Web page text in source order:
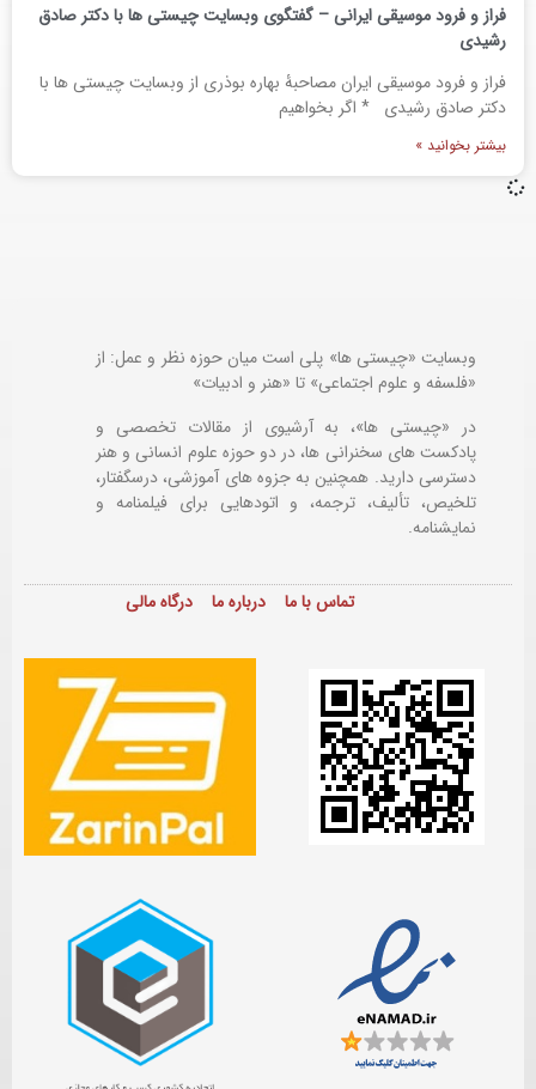
فراز و فرود موسیقی ایرانی – گفتگوی وبسایت چیستی ها با دکتر صادق
رشیدی
فراز و فرود موسیقی ایران مصاحبۀ بهاره بوذری از وبسایت چیستی ها با
دکتر صادق رشیدی * اگر بخواهيم
بیشتر بخوانید »
وبسایت «چیستی ها» پلی است میان حوزه نظر و عمل: از
«فلسفه و علوم اجتماعی» تا «هنر و ادبیات»
در «چیستی ها»، به آرشیوی از مقالات تخصصی و
پادکست های سخنرانی ها، در دو حوزه علوم انسانی و هنر
دسترسی دارید. همچنین به جزوه های آموزشی، درسگفتار،
تلخیص، تألیف، ترجمه، و اتودهایی برایفیلمنامه و
نمایشنامه.
تماس با ما درباره ما درگاه مالی